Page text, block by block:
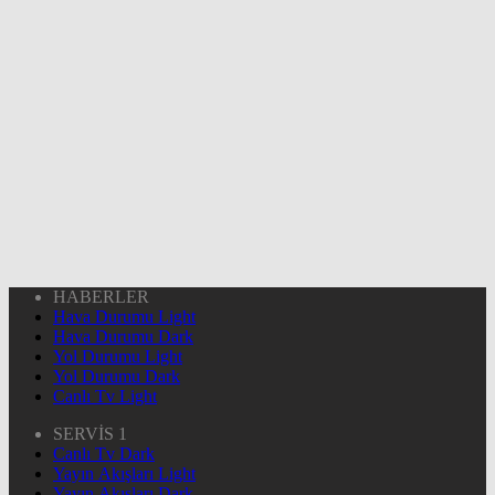
HABERLER
Hava Durumu Light
Hava Durumu Dark
Yol Durumu Light
Yol Durumu Dark
Canlı Tv Light
SERVİS 1
Canlı Tv Dark
Yayın Akışları Light